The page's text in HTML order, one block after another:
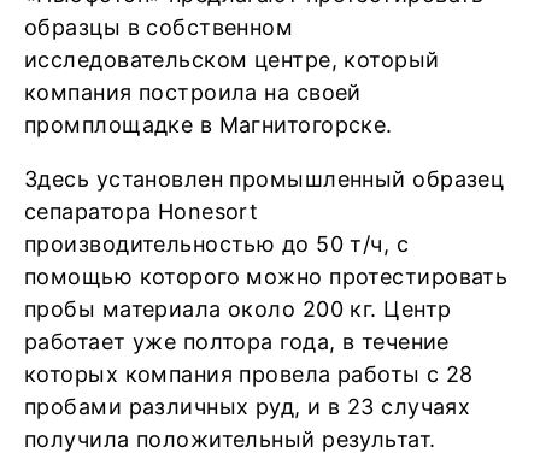
образцы в собственном
исследовательском центре, который
компания построила на своей
промплощадке в Магнитогорске.
Здесь установлен промышленный образец
сепаратора Honesort
производительностью до 50 т/ч, с
помощью которого можно протестировать
пробы материала около 200 кг. Центр
работает уже полтора года, в течение
которых компания провела работы с 28
пробами различных руд, и в 23 случаях
получила положительный результат.